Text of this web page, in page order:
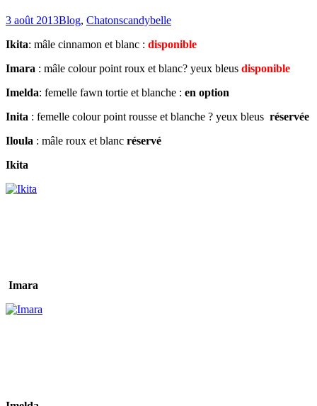
3 août 2013Blog, Chatonscandybelle
Ikita: mâle cinnamon et blanc : disponible
Imara : mâle colour point roux et blanc? yeux bleus disponible
Imelda: femelle fawn tortie et blanche : en option
Inita : femelle colour point rousse et blanche ? yeux bleus réservée
Iloula : mâle roux et blanc réservé
Ikita
Imara